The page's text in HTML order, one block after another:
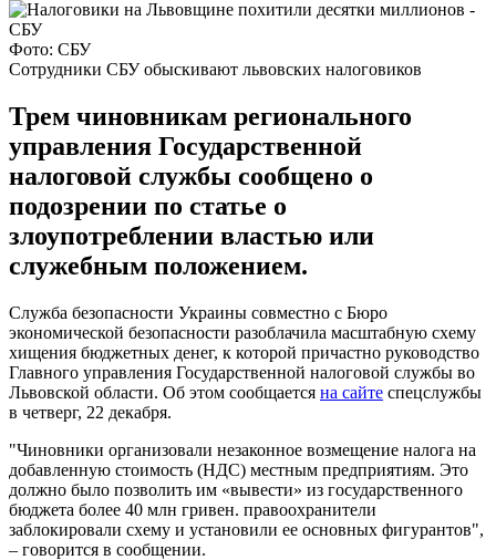
Фото: СБУ
Сотрудники СБУ обыскивают львовских налоговиков
Трем чиновникам регионального
управления Государственной
налоговой службы сообщено о
подозрении по статье о
злоупотреблении властью или
служебным положением.
Служба безопасности Украины совместно с Бюро
экономической безопасности разоблачила масштабную схему
хищения бюджетных денег, к которой причастно руководство
Главного управления Государственной налоговой службы во
Львовской области. Об этом сообщается на сайте спецслужбы
в четверг, 22 декабря.
"Чиновники организовали незаконное возмещение налога на
добавленную стоимость (НДС) местным предприятиям. Это
должно было позволить им «вывести» из государственного
бюджета более 40 млн гривен. правоохранители
заблокировали схему и установили ее основных фигурантов",
– говорится в сообщении.